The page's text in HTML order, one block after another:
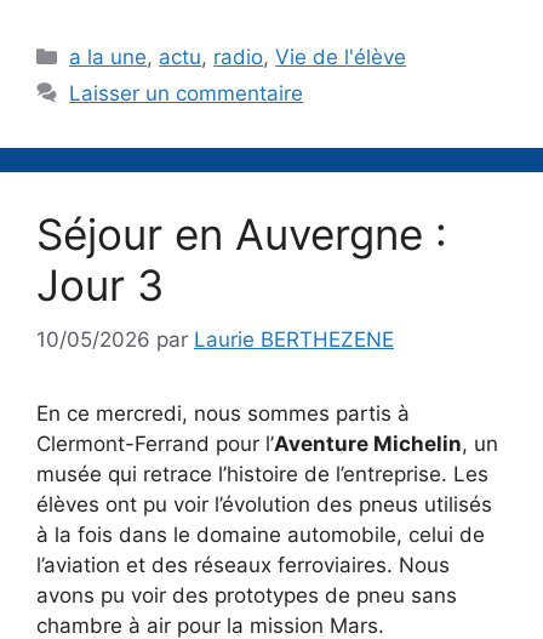
Catégories
a la une, actu, radio,Vie de l'élève
Laisser un commentaire
Séjour en Auvergne :
Jour 3
10/05/2026 par Laurie BERTHEZENE
En ce mercredi, nous sommes partis à
Clermont-Ferrand pour l’Aventure Michelin, un
musée qui retrace l’histoire de l’entreprise. Les
élèves ont pu voir l’évolution des pneus utilisés
à la fois dans le domaine automobile, celui de
l’aviation et des réseaux ferroviaires. Nous
avons pu voir des prototypes de pneu sans
chambre à air pour la mission Mars.